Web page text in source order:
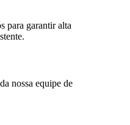
para garantir alta
nossa equipe de